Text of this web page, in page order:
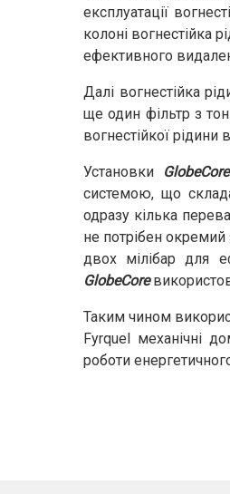
експлуатації
колоні вогнестійка
ефективного
Далі вогнестійка
ще один фільтр з
вогнестійкої рідини
Установки GlobeCore
системою, що
одразу кілька
не потрібен
двох мілібар для
GlobeCore
Таким чином
Fyrquel механічні
роботи